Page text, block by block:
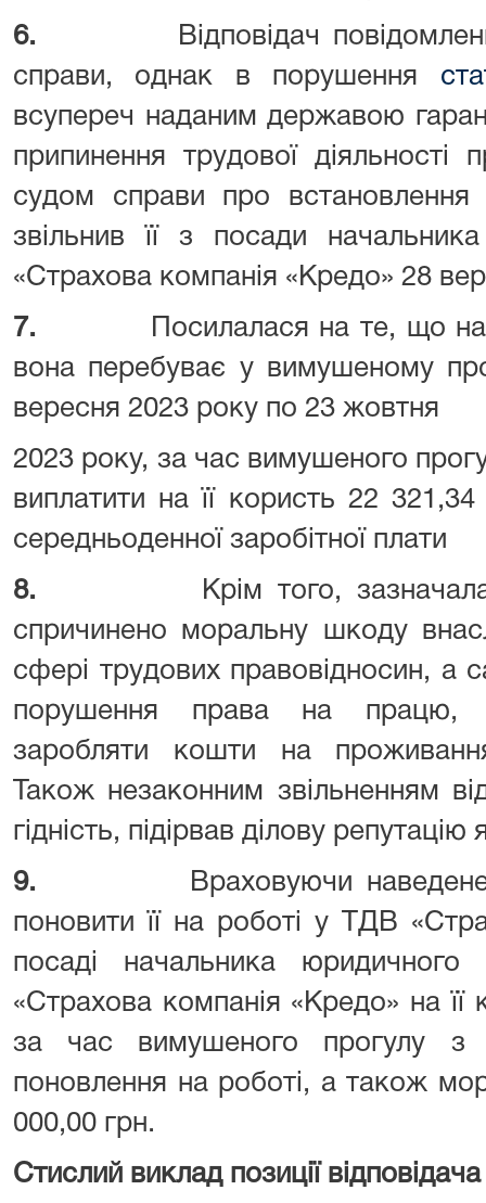
6.
Відповідач
справи, однак в порушення
всупереч наданим державою
припинення трудової діяльності
судом справи про встановлення
звільнив її з посади
«Страхова компанія «Кредо» 28
7.
Посилалася на те, що
вона перебуває у вимушеному
вересня 2023 року по 23 жовтня
2023 року, за час вимушеного
виплатити на її користь 22
середньоденної заробітної
8.
Крім того,
спричинено моральну шкоду
сфері трудових правовідносин, а
порушення права на працю,
заробляти кошти на
Також незаконним звільненням
гідність, підірвав ділову
9.
Враховуючи
поновити її на роботі у ТДВ
посаді начальника
«Страхова компанія «Кредо» на її
за час вимушеного прогулу з
поновлення на роботі, а також
000,00 грн.
Стислий виклад позиції відповідача